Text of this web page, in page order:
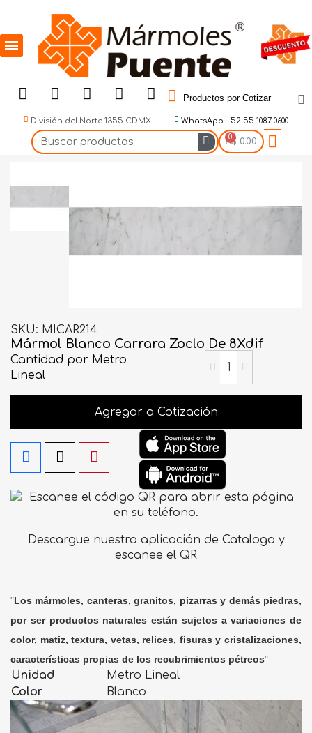
Productos por Cotizar
División del Norte 1355 CDMX WhatsApp +52 55 1087 0600
$ 0.00
SKU MICAR214
Mármol Blanco Carrara Zoclo De 8Xdif
Cantidad por Metro
Lineal
Agregar a Cotización
Descargue nuestra aplicación de Catalogo y
escanee el QR
"Los mármoles, canteras, granitos, pizarras y demás piedras,
por ser productos naturales están sujetos a variaciones de
color, matiz, textura, vetas, relices, fisuras y cristalizaciones,
características propias de los recubrimientos pétreos"
Unidad
Metro Lineal
Color
Blanco